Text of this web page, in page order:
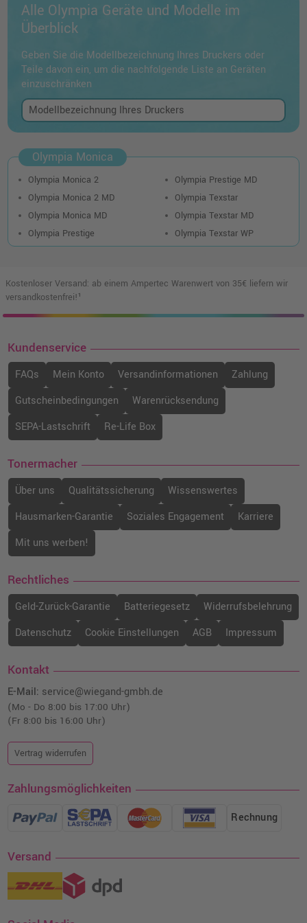
Alle Olympia Geräte und Modelle im
Überblick
Geben Sie die Modellbezeichnung Ihres Druckers oder
Teile davon ein, um die nachfolgende Liste an Geräten
einzuschränken
Olympia Monica
Olympia Monica 2
Olympia Monica 2 MD
Olympia Monica MD
Olympia Prestige
Olympia Prestige MD
Olympia Texstar
Olympia Texstar MD
Olympia Texstar WP
Kostenloser Versand: ab einem Ampertec Warenwert von 35€ liefern wir
versandkostenfrei!¹
Kundenservice
FAQs Mein Konto Versandinformationen
Zahlung
Gutscheinbedingungen
Warenrücksendung
SEPA-Lastschrift
Re-Life Box
Tonermacher
Über uns Qualitätssicherung
Wissenswertes
Hausmarken-Garantie
Soziales Engagement
Karriere
Mit uns werben!
Rechtliches
Geld-Zurück-Garantie Batteriegesetz
Widerrufsbelehrung
Datenschutz
Cookie Einstellungen AGB Impressum
Kontakt
E-Mail: service@wiegand-gmbh.de
(Mo - Do 8:00 bis 17:00 Uhr)
(Fr 8:00 bis 16:00 Uhr)
Vertrag widerrufen
Zahlungsmöglichkeiten
Rechnung
Versand